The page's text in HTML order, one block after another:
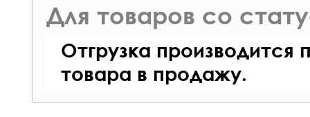
Для товаров со
Отгрузка производится
товара в продажу.